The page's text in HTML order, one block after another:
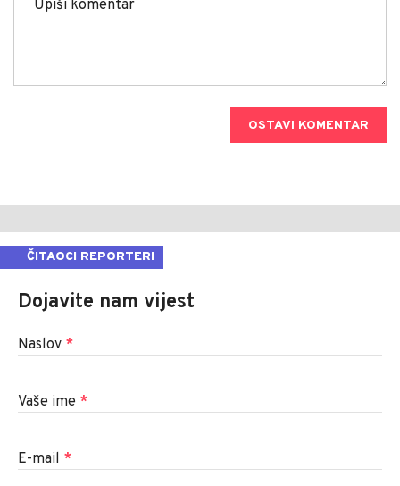
OSTAVI KOMENTAR
ČITAOCI REPORTERI
Dojavite nam vijest
Naslov *
Vaše ime *
E-mail *